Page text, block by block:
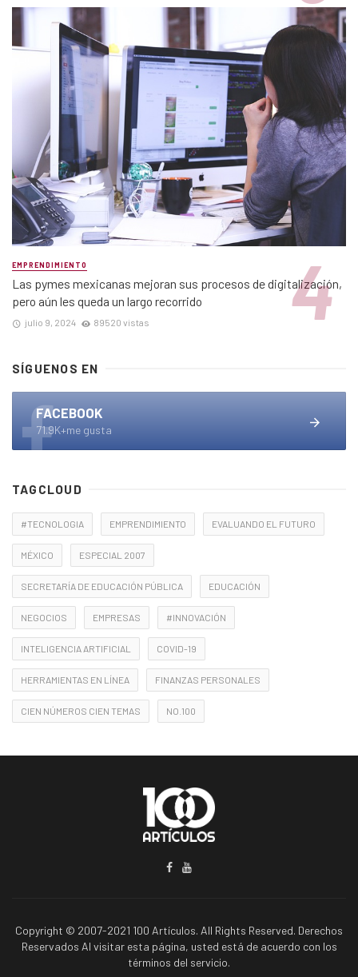
EMPRENDIMIENTO
Las pymes mexicanas mejoran sus procesos de digitalización,
pero aún les queda un largo recorrido
julio 9, 2024 89520 vistas
SÍGUENOS EN
FACEBOOK
71.9K+me gusta
TAGCLOUD
#TECNOLOGIA EMPRENDIMIENTO EVALUANDO EL FUTURO
MÉXICO ESPECIAL 2007
SECRETARÍA DE EDUCACIÓN PÚBLICA EDUCACIÓN
NEGOCIOS EMPRESAS #INNOVACIÓN
INTELIGENCIA ARTIFICIAL COVID-19
HERRAMIENTAS EN LÍNEA FINANZAS PERSONALES
CIEN NÚMEROS CIEN TEMAS NO.100
Copyright © 2007-2021 100 Artículos. All Rights Reserved. Derechos
Reservados Al visitar esta página, usted está de acuerdo con los
términos del servicio.